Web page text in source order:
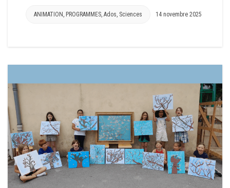
ANIMATION , PROGRAMMES, Ados, Sciences 14 novembre 2025